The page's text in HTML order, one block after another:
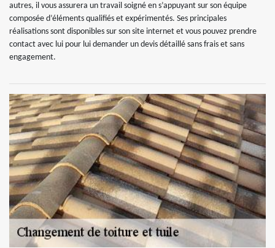
autres, il vous assurera un travail soigné en s’appuyant sur son équipe
composée d’éléments qualifiés et expérimentés. Ses principales
réalisations sont disponibles sur son site internet et vous pouvez prendre
contact avec lui pour lui demander un devis détaillé sans frais et sans
engagement.